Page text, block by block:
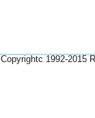
Copyrightc 1992-2015